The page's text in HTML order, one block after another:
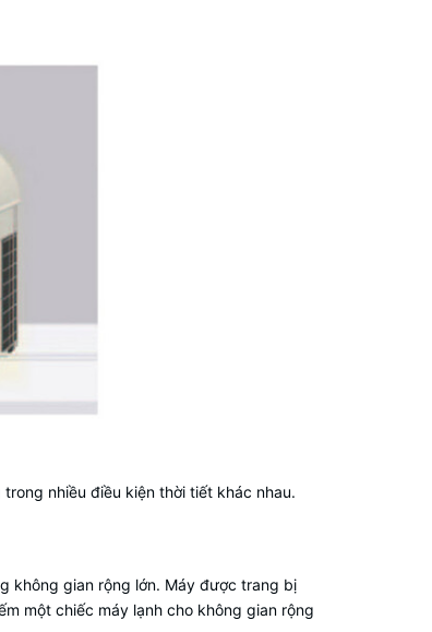
nhiều điều kiện thời tiết khác nhau.
không gian rộng lớn. Máy được trang bị
một chiếc máy lạnh cho không gian rộng